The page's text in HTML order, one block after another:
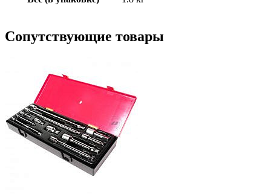
Сопутствующие товары